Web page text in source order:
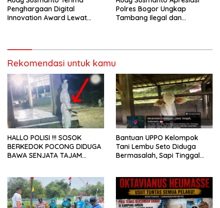
Penghargaan Digital
Innovation Award Lewat
Polres Bogor Ungkap
Tambang Ilegal dan
Rekomendasi untuk kamu
HALLO POLISI !!! SOSOK
BERKEDOK POCONG DIDUGA
BAWA SENJATA TAJAM
LEBONG
Bantuan UPPO Kelompok
Tani Lembu Seto Diduga
Bermasalah, Sapi Tinggal